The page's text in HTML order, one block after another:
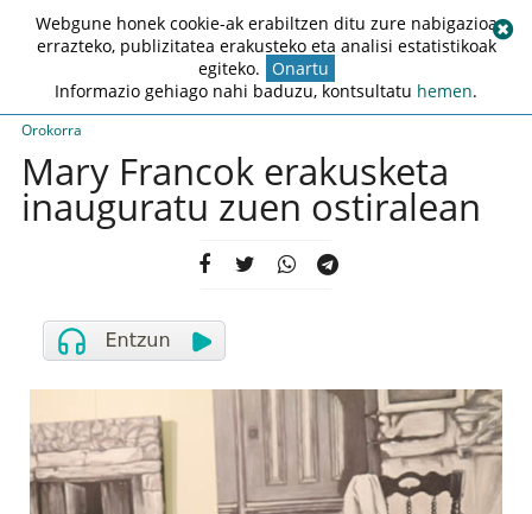
Orokorra
Mary Francok erakusketa
inauguratu zuen ostiralean
Webgune honek cookie-ak erabiltzen ditu zure nabigazioa
errazteko, publizitatea erakusteko eta analisi estatistikoak
egiteko. Onartu
Informazio gehiago nahi baduzu, kontsultatu hemen.